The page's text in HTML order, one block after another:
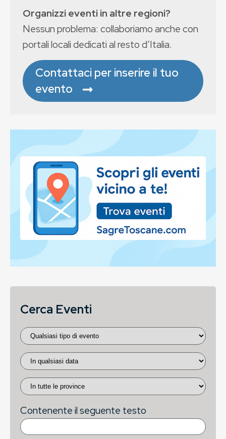
Organizzi eventi in altre regioni?
Nessun problema: collaboriamo anche con
portali locali dedicati al resto d’Italia.
Contattaci per inserire il tuo
evento
Cerca Eventi
Contenente il seguente testo